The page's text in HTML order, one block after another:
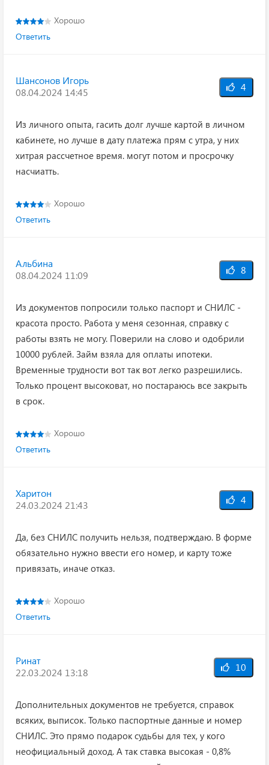
Хорошо
Ответить
Шансонов Игорь
08.04.2024 14:45
4
Из личного опыта, гасить долг лучше картой в личном
кабинете, но лучше в дату платежа прям с утра, у них
хитрая рассчетное время. могут потом и просрочку
насчиатть.
Хорошо
Ответить
Альбина
08.04.2024 11:09
8
Из документов попросили только паспорт и СНИЛС -
красота просто. Работа у меня сезонная, справку с
работы взять не могу. Поверили на слово и одобрили
10000 рублей. Займ взяла для оплаты ипотеки.
Временные трудности вот так вот легко разрешились.
Только процент высоковат, но постараюсь все закрыть
в срок.
Хорошо
Ответить
Харитон
24.03.2024 21:43
4
Да, без СНИЛС получить нельзя, подтверждаю. В форме
обязательно нужно ввести его номер, и карту тоже
привязать, иначе отказ.
Хорошо
Ответить
Ринат
22.03.2024 13:18
10
Дополнительных документов не требуется, справок
всяких, выписок. Только паспортные данные и номер
СНИЛС. Это прямо подарок судьбы для тех, у кого
неофициальный доход. А так ставка высокая - 0,8%